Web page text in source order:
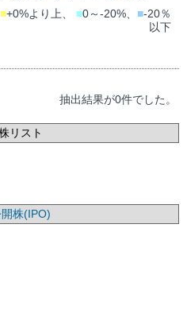
■+0%より上、 ■0～-20%、 ■-20％
以下
抽出結果が0件でした。
リスト
株(IPO)